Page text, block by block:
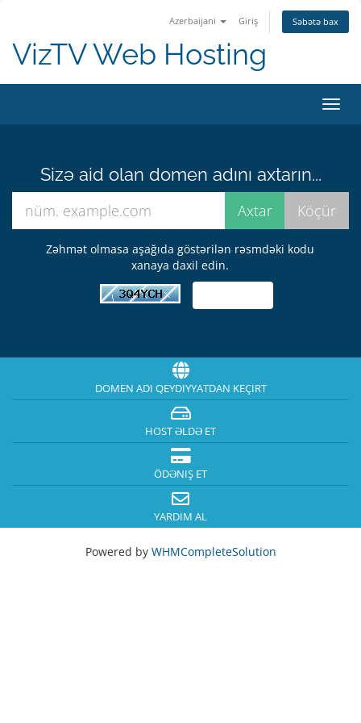
Azerbaijani Giriş Səbətə bax
VizTV Web Hosting
keçid
Sizə aid olan domen adını axtarın...
Zəhmət olmasa aşağıda göstərilən rəsmdəki kodu
xanaya daxil edin.
DOMEN ADI QEYDIYYATDAN KEÇIRT
HOST ƏLDƏ ET
ÖDƏNIŞ ET
YARDIM AL
Powered by WHMCompleteSolution